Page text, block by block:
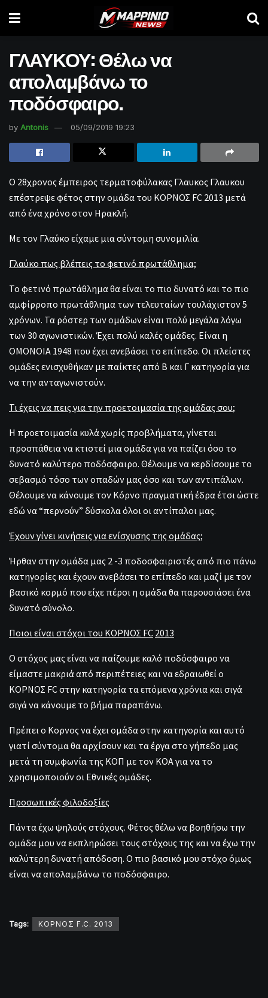
ΓΛΑΥΚΟΥ: Θέλω να
απολαμβάνω το
ποδόσφαιρο.
by Antonis 05/09/2019 19:23
Ο 28χρονος έμπειρος τερματοφύλακας Γλαυκος Γλαυκου
επέστρεψε φέτος στην ομάδα του ΚΟΡΝΟΣ FC 2013 μετά
από ένα χρόνο στον Ηρακλή.
Με τον Γλαύκο είχαμε μια σύντομη συνομιλία.
Γλαύκο πως βλέπεις το φετινό πρωτάθλημα;
Το φετινό πρωτάθλημα θα είναι το πιο δυνατό και το πιο
αμφίρροπο πρωτάθλημα των τελευταίων τουλάχιστον 5
χρόνων. Τα ρόστερ των ομάδων είναι πολύ μεγάλα λόγω
των 30 αγωνιστικών. Έχει πολύ καλές ομάδες. Είναι η
ΟΜΟΝΟΙΑ 1948 που έχει ανεβάσει το επίπεδο. Οι πλείστες
ομάδες ενισχυθήκαν με παίκτες από Β και Γ κατηγορία για
να την ανταγωνιστούν.
Τι έχεις να πεις για την προετοιμασία της ομάδας σου;
Η προετοιμασία κυλά χωρίς προβλήματα, γίνεται
προσπάθεια να κτιστεί μια ομάδα για να παίζει όσο το
δυνατό καλύτερο ποδόσφαιρο. Θέλουμε να κερδίσουμε το
σεβασμό τόσο των οπαδών μας όσο και των αντιπάλων.
Θέλουμε να κάνουμε τον Κόρνο πραγματική έδρα έτσι ώστε
εδώ να “περνούν” δύσκολα όλοι οι αντίπαλοι μας.
Έχουν γίνει κινήσεις για ενίσχυσης της ομάδας;
Ήρθαν στην ομάδα μας 2 -3 ποδοσφαιριστές από πιο πάνω
κατηγορίες και έχουν ανεβάσει το επίπεδο και μαζί με τον
βασικό κορμό που είχε πέρσι η ομάδα θα παρουσιάσει ένα
δυνατό σύνολο.
Ποιοι είναι στόχοι του ΚΟΡΝΟΣ FC 2013
Ο στόχος μας είναι να παίζουμε καλό ποδόσφαιρο να
είμαστε μακριά από περιπέτειες και να εδραιωθεί ο
ΚΟΡΝΟΣ FC στην κατηγορία τα επόμενα χρόνια και σιγά
σιγά να κάνουμε το βήμα παραπάνω.
Πρέπει ο Κορνος να έχει ομάδα στην κατηγορία και αυτό
γιατί σύντομα θα αρχίσουν και τα έργα στο γήπεδο μας
μετά τη συμφωνία της ΚΟΠ με τον ΚΟΑ για να το
χρησιμοποιούν οι Εθνικές ομάδες.
Προσωπικές φιλοδοξίες
Πάντα έχω ψηλούς στόχους. Φέτος θέλω να βοηθήσω την
ομάδα μου να εκπληρώσει τους στόχους της και να έχω την
καλύτερη δυνατή απόδοση. Ο πιο βασικό μου στόχο όμως
είναι να απολαμβάνω το ποδόσφαιρο.
Tags: ΚΟΡΝΟΣ F.C. 2013